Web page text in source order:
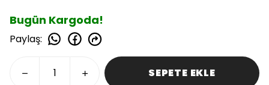
Bugün Kargoda!
Paylaş:
SEPETE EKLE